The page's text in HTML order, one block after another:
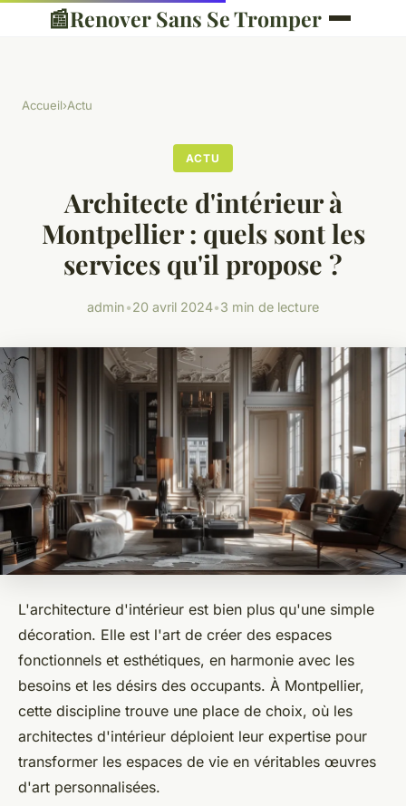
📰Renover Sans Se Tromper
Accueil›Actu
ACTU
Architecte d'intérieur à
Montpellier : quels sont les
services qu'il propose ?
admin•20 avril 2024•3 min de lecture
L'architecture d'intérieur est bien plus qu'une simple
décoration. Elle est l'art de créer des espaces
fonctionnels et esthétiques, en harmonie avec les
besoins et les désirs des occupants. À Montpellier,
cette discipline trouve une place de choix, où les
architectes d'intérieur déploient leur expertise pour
transformer les espaces de vie en véritables œuvres
d'art personnalisées.